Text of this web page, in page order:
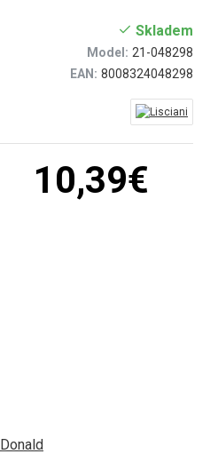
10,39€
Skladem
Model: 21-048298
EAN: 8008324048298